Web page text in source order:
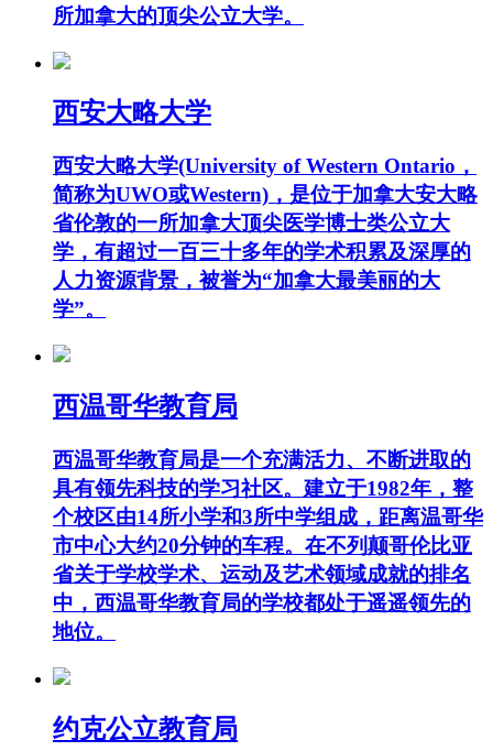
所加拿大的顶尖公立大学。
西安大略大学
西安大略大学(University of Western Ontario，
简称为UWO或Western)，是位于加拿大安大略
省伦敦的一所加拿大顶尖医学博士类公立大
学，有超过一百三十多年的学术积累及深厚的
人力资源背景，被誉为“加拿大最美丽的大
学”。
西温哥华教育局
西温哥华教育局是一个充满活力、不断进取的
具有领先科技的学习社区。建立于1982年，整
个校区由14所小学和3所中学组成，距离温哥华
市中心大约20分钟的车程。在不列颠哥伦比亚
省关于学校学术、运动及艺术领域成就的排名
中，西温哥华教育局的学校都处于遥遥领先的
地位。
约克公立教育局